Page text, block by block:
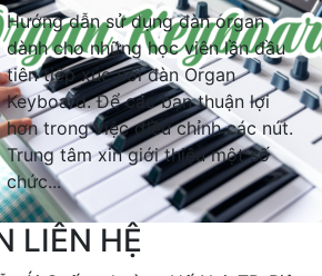
Hướng dẫn sử dụng đàn organ
dành cho những học viên lần đầu
tiên tiếp xúc với đàn Organ
Keyboard. Để các bạn thuận lợi
hơn trong việc điều chỉnh các nút.
Trung tâm xin giới thiệu một số
chức...
LIÊN HỆ